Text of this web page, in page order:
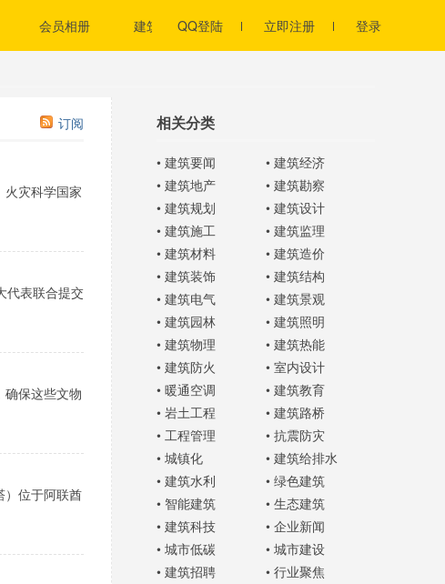
会员相册 建筑培训QQ登陆 立即注册 登录
订阅
灾科学国家
代表联合提交
确保这些文物
）位于阿联酋
相关分类
• 建筑要闻 • 建筑经济
• 建筑地产 • 建筑勘察
• 建筑规划 • 建筑设计
• 建筑施工 • 建筑监理
• 建筑材料 • 建筑造价
• 建筑装饰 • 建筑结构
• 建筑电气 • 建筑景观
• 建筑园林 • 建筑照明
• 建筑物理 • 建筑热能
• 建筑防火 • 室内设计
• 暖通空调 • 建筑教育
• 岩土工程 • 建筑路桥
• 工程管理 • 抗震防灾
• 城镇化 • 建筑给排水
• 建筑水利 • 绿色建筑
• 智能建筑 • 生态建筑
• 建筑科技 • 企业新闻
• 城市低碳 • 城市建设
• 建筑招聘 • 行业聚焦